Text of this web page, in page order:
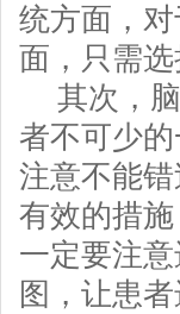
统方面，
面，只需选
其次，
者不可少
注意不能
有效的措
一定要注
图，让患